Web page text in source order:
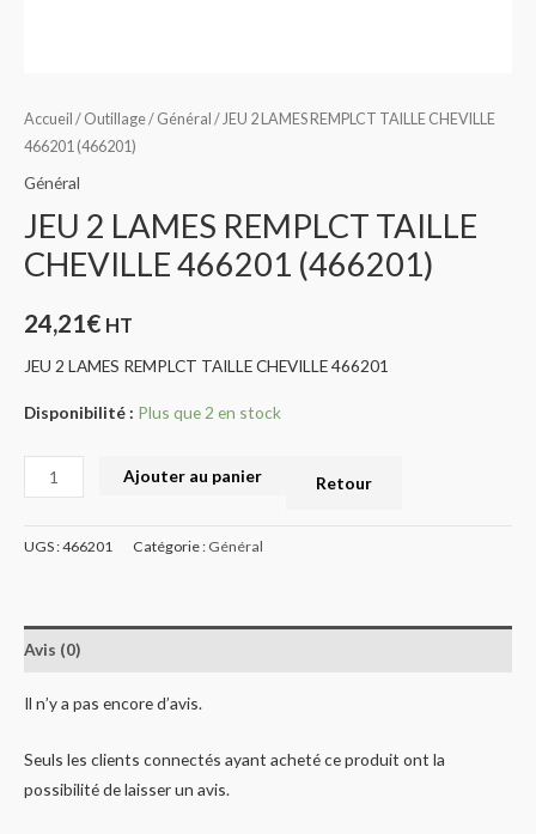
Accueil / Outillage/ Général / JEU 2 LAMES REMPLCT TAILLE CHEVILLE
466201 (466201)
Général
JEU 2 LAMES REMPLCT TAILLE
CHEVILLE 466201 (466201)
24,21€ HT
JEU 2 LAMES REMPLCT TAILLE CHEVILLE 466201
Disponibilité : Plus que 2 en stock
Ajouter au panier Retour
UGS :466201 Catégorie : Général
Avis (0)
Il n’y a pas encore d’avis.
Seuls les clients connectés ayant acheté ce produit ont la
possibilité de laisser un avis.